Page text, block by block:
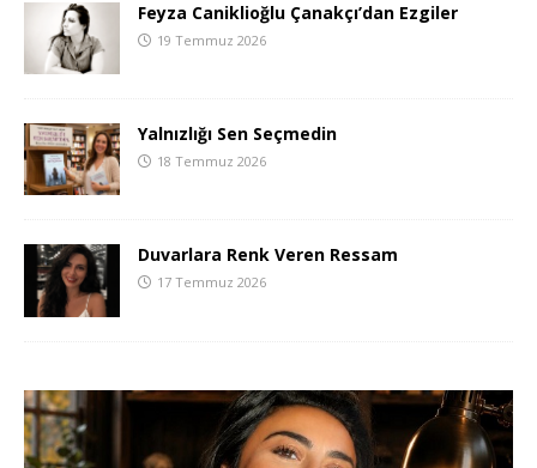
Feyza Caniklioğlu Çanakçı’dan Ezgiler
19 Temmuz 2026
Yalnızlığı Sen Seçmedin
18 Temmuz 2026
Duvarlara Renk Veren Ressam
17 Temmuz 2026